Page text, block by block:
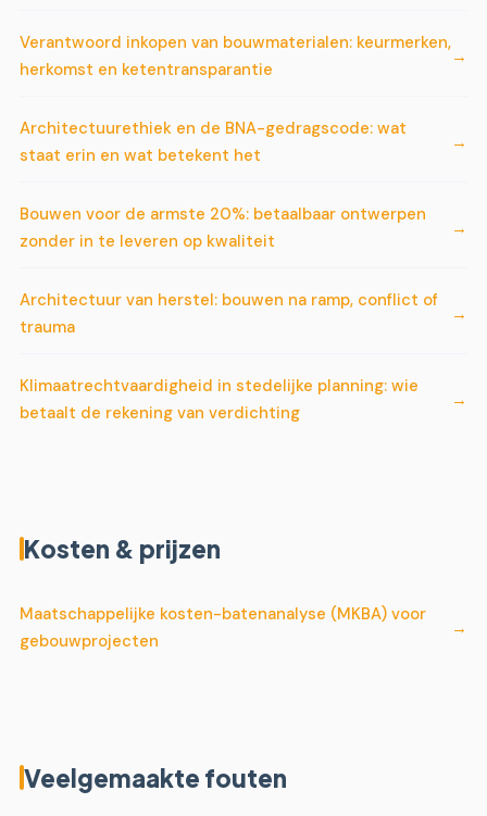
Verantwoord inkopen van bouwmaterialen: keurmerken,
herkomst en ketentransparantie
Architectuurethiek en de BNA-gedragscode: wat
staat erin en wat betekent het
Bouwen voor de armste 20%: betaalbaar ontwerpen
zonder in te leveren op kwaliteit
Architectuur van herstel: bouwen na ramp, conflict of
trauma
Klimaatrechtvaardigheid in stedelijke planning: wie
betaalt de rekening van verdichting
Kosten & prijzen
Maatschappelijke kosten-batenanalyse (MKBA) voor
gebouwprojecten
Veelgemaakte fouten